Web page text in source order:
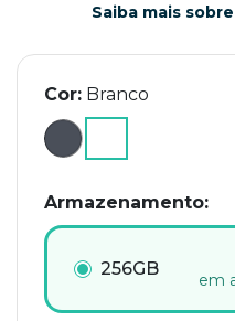
Saiba mais
Cor: Branco
Armazenamento:
256GB
em